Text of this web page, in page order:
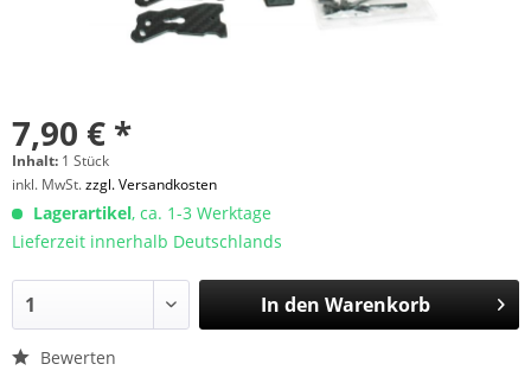
7,90 € *
Inhalt: 1 Stück
inkl. MwSt.zzgl. Versandkosten
Lagerartikel, ca. 1-3 Werktage
Lieferzeit innerhalb Deutschlands
In den Warenkorb
Bewerten